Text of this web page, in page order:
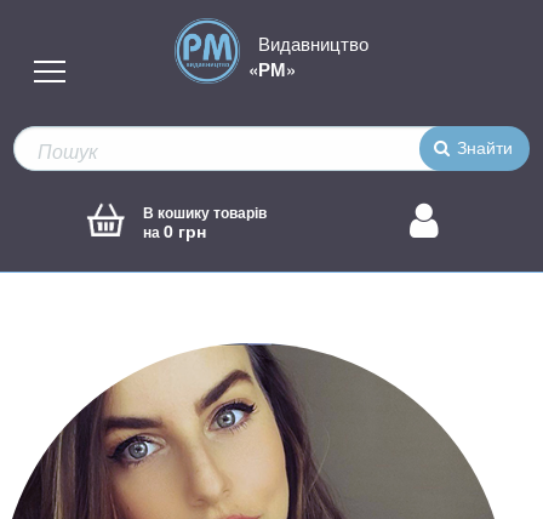
Видавництво
«РМ»
Знайти
В кошику товарів
на0 грн